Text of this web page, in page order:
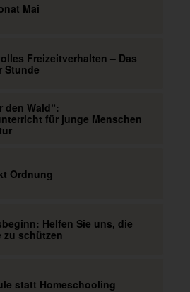
Mai
Freizeitverhalten – Das
Stunde
den Wald“:
für junge Menschen
Ordnung
Helfen Sie uns, die
zu schützen
statt Homeschooling